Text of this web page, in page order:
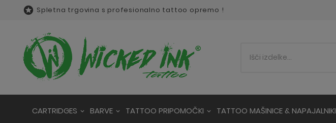
 Spletna trgovina s profesionalno tattoo opremo !
CARTRIDGES BARVE TATTOO PRIPOMOČKI TATTOO MAŠINICE & NAPAJALNIKI